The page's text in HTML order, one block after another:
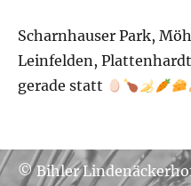
Scharnhauser Park,
Leinfelden,
gerade statt
© Bihler